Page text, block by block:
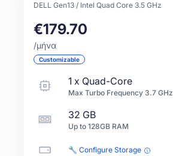
DELL Gen13 / Intel Quad Core 3.5 GHz
€179.70
/μήνα
Customizable
1 x Quad-Core
Max Turbo Frequency 3.7 GHz
32 GB
Up to 128GB RAM
🔧 Configure Storage